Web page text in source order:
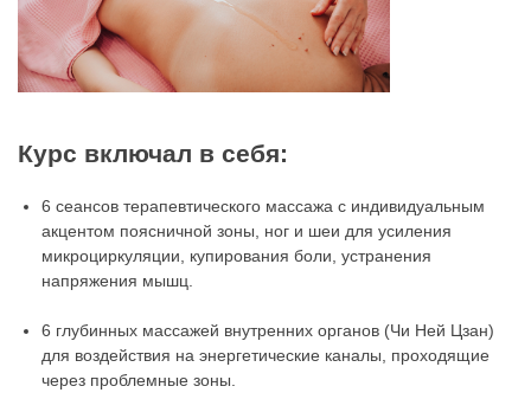
Курс включал в себя:
6 сеансов терапевтического массажа с индивидуальным
акцентом поясничной зоны, ног и шеи для усиления
микроциркуляции, купирования боли, устранения
напряжения мышц.
6 глубинных массажей внутренних органов (Чи Ней Цзан)
для воздействия на энергетические каналы, проходящие
через проблемные зоны.